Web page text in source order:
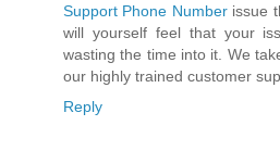
Support Phone Numberissue
will yourself feel that your
wasting the time into it. We
our highly trained customer
Reply